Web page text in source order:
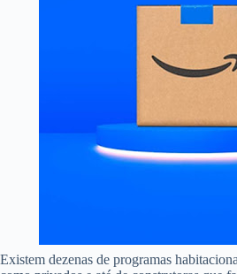
Existem dezenas de programas